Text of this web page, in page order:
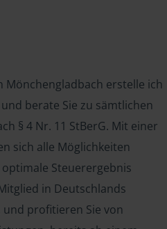
Mönchengladbach erstelle ich
berate Sie zu sämtlichen
§ 4 Nr. 11 StBerG. Mit einer
sich alle Möglichkeiten
Steuerergebnis
in Deutschlands
profitieren Sie von